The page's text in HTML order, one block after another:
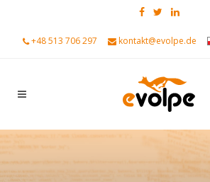
+48 513 706 297 kontakt@evolpe.de